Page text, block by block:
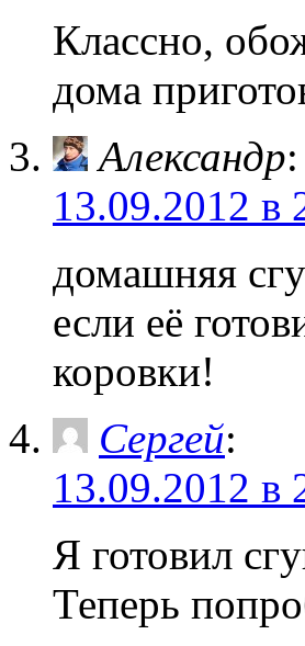
Классно,
дома
Александр:
13.09.2012 в
домашняя
если её
коровки!
Сергей:
13.09.2012 в
Я готовил
Теперь